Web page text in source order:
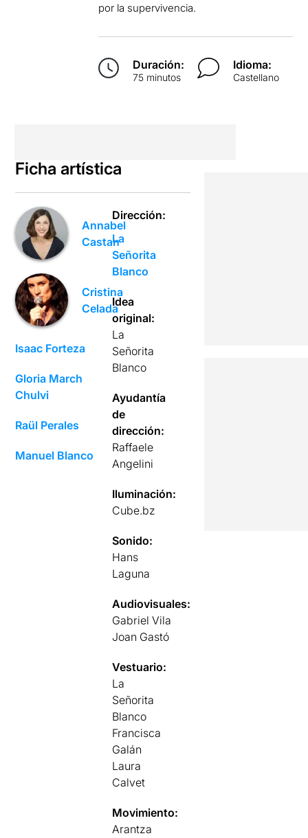
por la supervivencia.
Duración:
75 minutos
Idioma:
Castellano
Ficha artística
Annabel
Castan
Cristina
Celada
Isaac Forteza
Gloria March
Chulvi
Raül Perales
Manuel Blanco
Dirección:
La
Señorita
Blanco
Idea
original:
La
Señorita
Blanco
Ayudantía
de
dirección:
Raffaele
Angelini
Iluminación:
Cube.bz
Sonido:
Hans
Laguna
Audiovisuales:
Gabriel Vila
Joan Gastó
Vestuario:
La
Señorita
Blanco
Francisca
Galán
Laura
Calvet
Movimiento:
Arantza